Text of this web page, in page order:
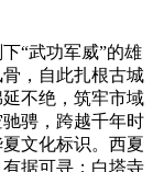
“武功军威”的雄
，自此扎根古城
不绝，筑牢市域
骋，跨越千年时
文化标识。西夏
据可寻；白塔寺